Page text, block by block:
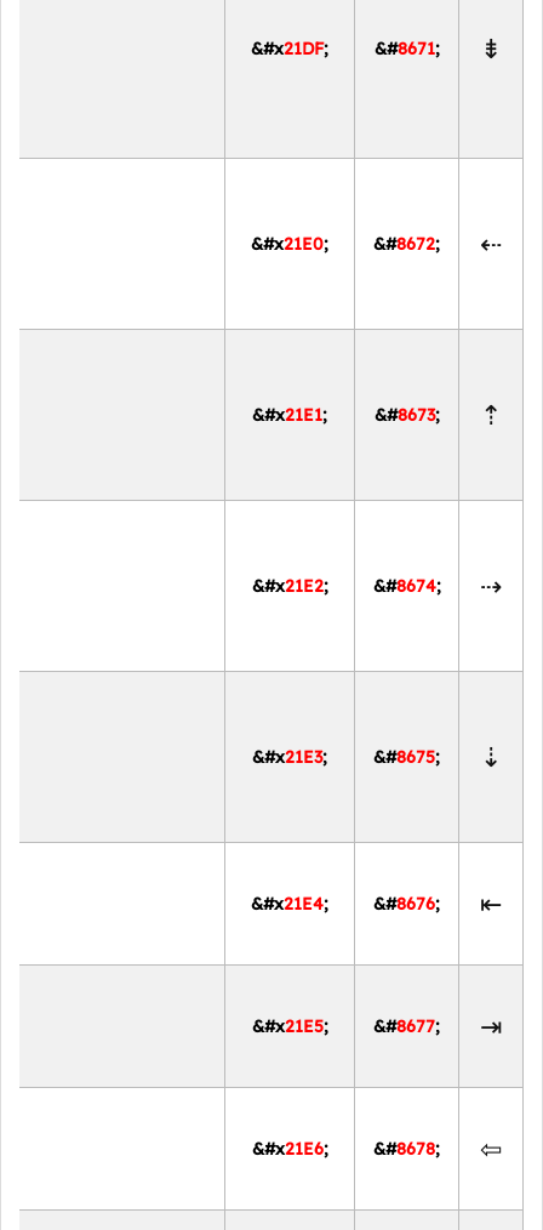
⇟
&#8671;
&#x21DF;
⇠
&#8672;
&#x21E0;
⇡
&#8673;
&#x21E1;
⇢
&#8674;
&#x21E2;
⇣
&#8675;
&#x21E3;
⇤
&#8676;
&#x21E4;
⇥
&#8677;
&#x21E5;
⇦
&#8678;
&#x21E6;